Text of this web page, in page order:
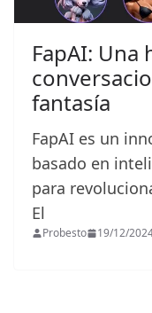
FapAI:
fantasía
FapAI es un
basado en
para
El
Probesto 19/12/